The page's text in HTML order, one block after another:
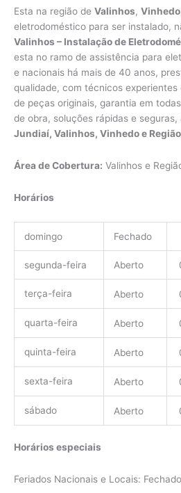
Esta na região de Valinhos, Vinhedo
eletrodoméstico para ser instalado,
Valinhos – Instalação de
esta no ramo de assistência para
e nacionais há mais de 40 anos,
qualidade, com técnicos
de peças originais, garantia em
de obra, soluções rápidas e
Jundiaí, Valinhos, Vinhedo e
Área de Cobertura: Valinhos e
Horários
domingo Fechado
segunda-feira Aberto
terça-feira Aberto
quarta-feira Aberto
quinta-feira Aberto
sexta-feira Aberto
sábado Aberto
Horários especiais
Feriados Nacionais e Locais: Fechado